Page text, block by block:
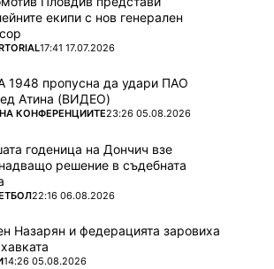
екипи с нов генерален
ОТ 17:41 17.07.2026
1948 пропусна да удари ПАО
Атина (ВИДЕО)
ОТ
КОНФЕРЕНЦИИТЕ23:26 05.08.2026
годеница на Дончич взе
решение в съдебната
ОТ 22:16 06.08.2026
Назарян и федерацията заровиха
ОТ
14:26 05.08.2026